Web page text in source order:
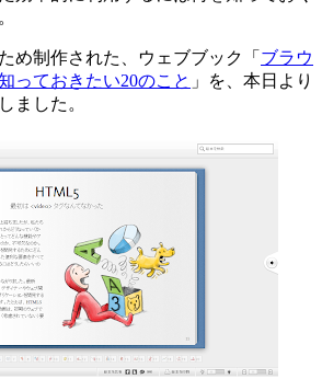
め制作された、ウェブブック「 ブラウ
っておきたい20のこと 」を、本日より
ました。